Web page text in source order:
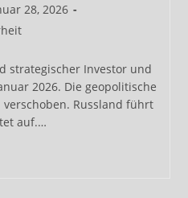
28, 2026
strategischer Investor und
2026. Die geopolitische
Russland führt
auf.…